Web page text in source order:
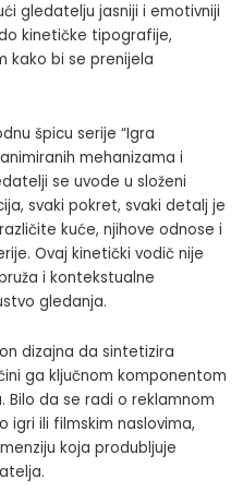
gledatelju jasniji i emotivniji
kinetičke tipografije,
kako bi se prenijela
špicu serije “Igra
mehanizama i
se uvode u složeni
svaki pokret, svaki detalj je
kuće, njihove odnose i
Ovaj kinetički vodič nije
i kontekstualne
gledanja.
dizajna da sintetizira
ga ključnom komponentom
Bilo da se radi o reklamnom
igri ili filmskim naslovima,
koja produbljuje